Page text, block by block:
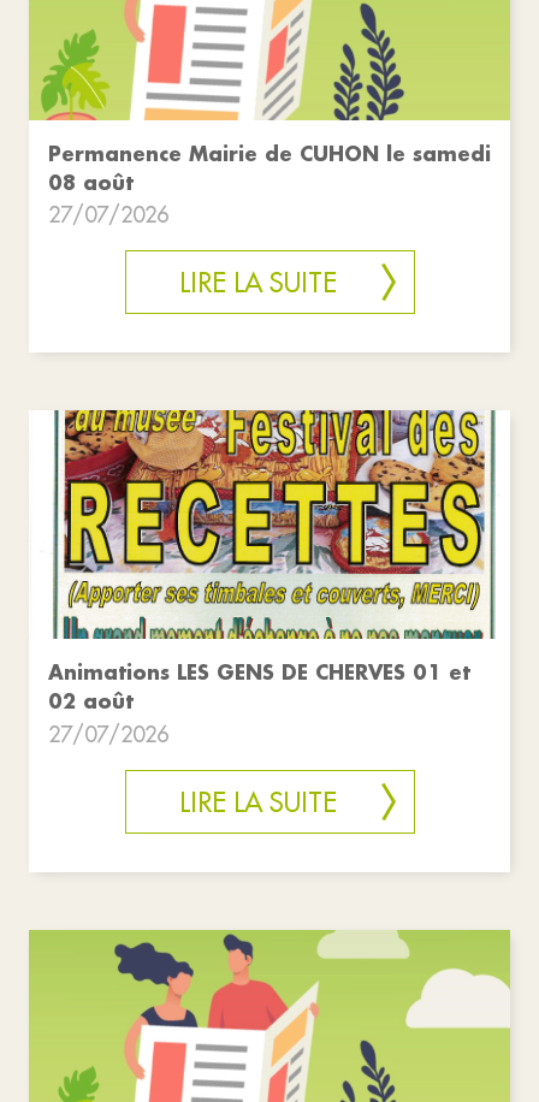
Permanence Mairie de CUHON le samedi
08 août
27/07/2026
LIRE LA SUITE
Animations LES GENS DE CHERVES 01 et
02 août
27/07/2026
LIRE LA SUITE